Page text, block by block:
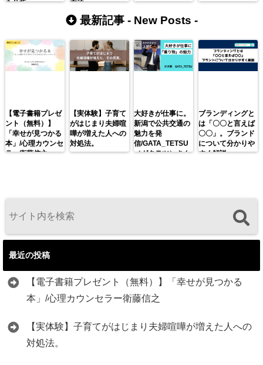
を分析。
方法
最新記事 - New Posts -
【電子書籍プレゼ
ント（無料）】
「幸せが見つかる
本」/心理カウンセ
ラー衛藤信之
【実体験】子育て
がはじまり夫婦喧
嘩が増えた人への
対処法。
大好きが仕事に。
新潟で公共交通の
魅力を発
信/GATA_TETSU
（ガタテツ）さん
ブランディングと
は「〇〇と言えば
〇〇」。ブランド
について分かりや
すく解説。
最近の投稿
【電子書籍プレゼント（無料）】「幸せが見つかる
本」/心理カウンセラー衛藤信之
【実体験】子育てがはじまり夫婦喧嘩が増えた人への
対処法。